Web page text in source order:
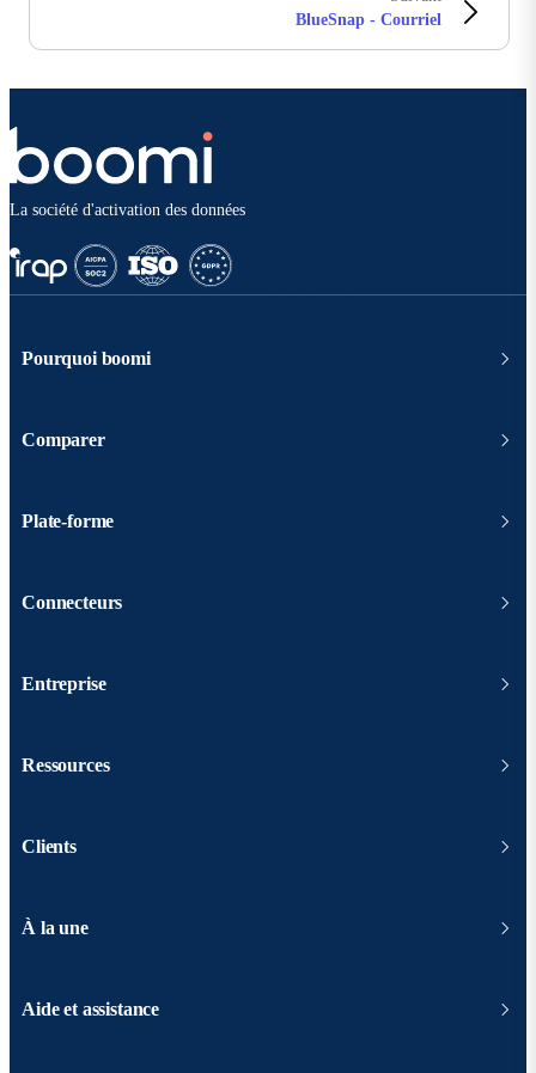
BlueSnap - Courriel
La société d'activation des données
Pourquoi boomi
Comparer
Plate-forme
Connecteurs
Entreprise
Ressources
Clients
À la une
Aide et assistance